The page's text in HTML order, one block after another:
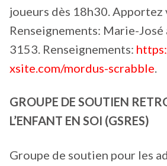
joueurs dès 18h30. Apportez
Renseignements: Marie-
3153. Renseignements:
xsite.com/mordus-scrabble
GROUPE DE SOUTIEN
L’ENFANT EN SOI (GSRES)
Groupe de soutien pour les